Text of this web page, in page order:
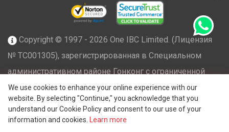
We use cookies to enhance your online experience with our
website. By selecting "Continue," you acknowledge that you
understand our Cookie Policy and consent to our use of your
information and cookies.
Learn more
Copyright © 1997 - 2026 One IBC Limited. (Лицензия
№ TC001305), зарегистрированная в Специальном
административном районе Гонконг с ограниченной
ответственностью и являющаяся членом сети One IBC
независимых и отдельных юридических лиц,
аффилированных с One IBC®Group ("